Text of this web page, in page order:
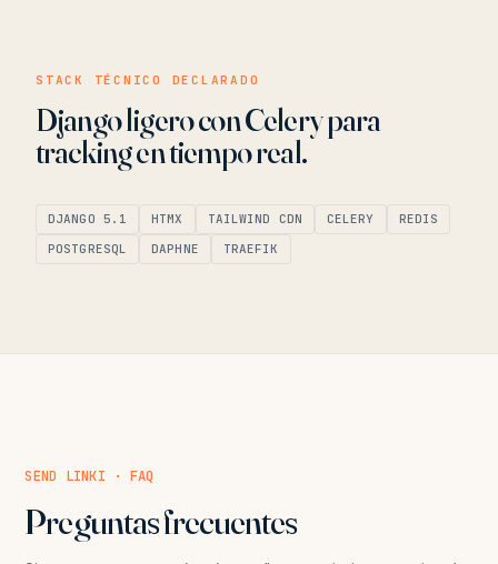
STACK TÉCNICO DECLARADO
Django ligero con Celery para
tracking en tiempo real.
DJANGO 5.1 HTMX TAILWIND CDN CELERY
REDIS
POSTGRESQL
DAPHNE TRAEFIK
SEND LINKI · FAQ
Preguntas frecuentes